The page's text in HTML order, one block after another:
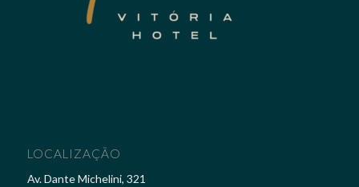
LOCALIZAÇÃO
Av. Dante Michelini, 321